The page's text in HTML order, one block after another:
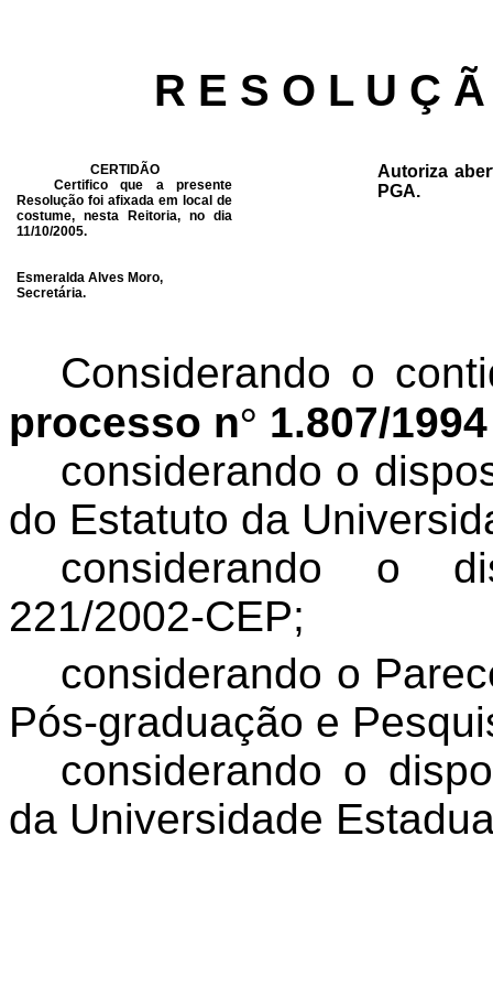
R E S O L U Ç
CERTIDÃO
Certifico que a presente
Resolução foi afixada em local de
costume, nesta Reitoria, no dia
11/10/2005.
Esmeralda Alves Moro,
Secretária.
Autoriza
PGA.
Considerando o
processo n° 1.807/
considerando o
do Estatuto da
considerando o
221/2002-CEP;
considerando o
Pós-graduação e
considerando o
da Universidade